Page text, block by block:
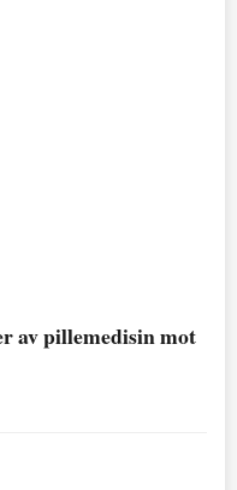
av pillemedisin mot